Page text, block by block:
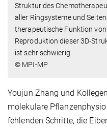
Struktur des
aller Ringsysteme und
therapeutische Funktion
Reproduktion dieser 3D-
ist sehr schwierig.
© MPI-MP
Youjun Zhang und
molekulare
fehlenden Schritte, die